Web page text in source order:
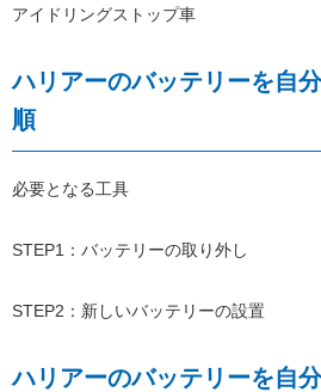
アイドリングストップ車
ハリアーのバッテリーを自
順
必要となる工具
STEP1：バッテリーの取り外し
STEP2：新しいバッテリーの設置
ハリアーのバッテリーを自